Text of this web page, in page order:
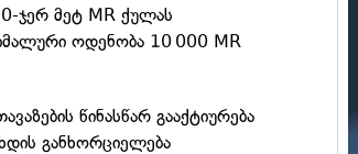
ჯერ მეტ MR ქულას
ოდენობა 10 000 MR
წინასწარ გააქტიურება
განხორციელება